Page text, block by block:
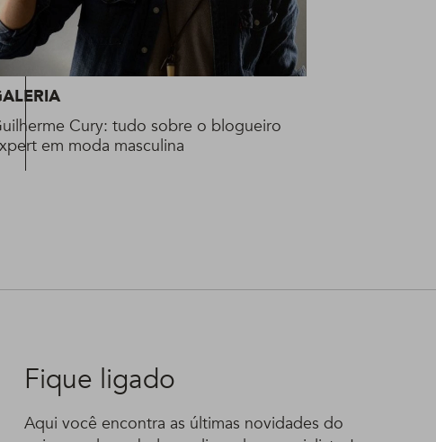
Cury: tudo sobre o blogueiro
em moda masculina
Fique ligado
Aqui você encontra as últimas novidades do